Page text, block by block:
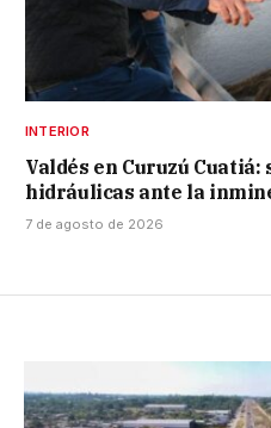
INTERIOR
Valdés en Curuzú
hidráulicas ante la
7 de agosto de 2026